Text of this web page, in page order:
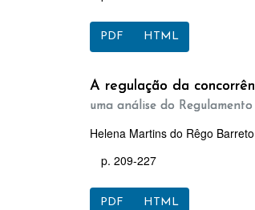
PDF HTML
A regulação da
uma análise do
Helena Martins do Rêgo Barreto
p. 209-227
PDF HTML